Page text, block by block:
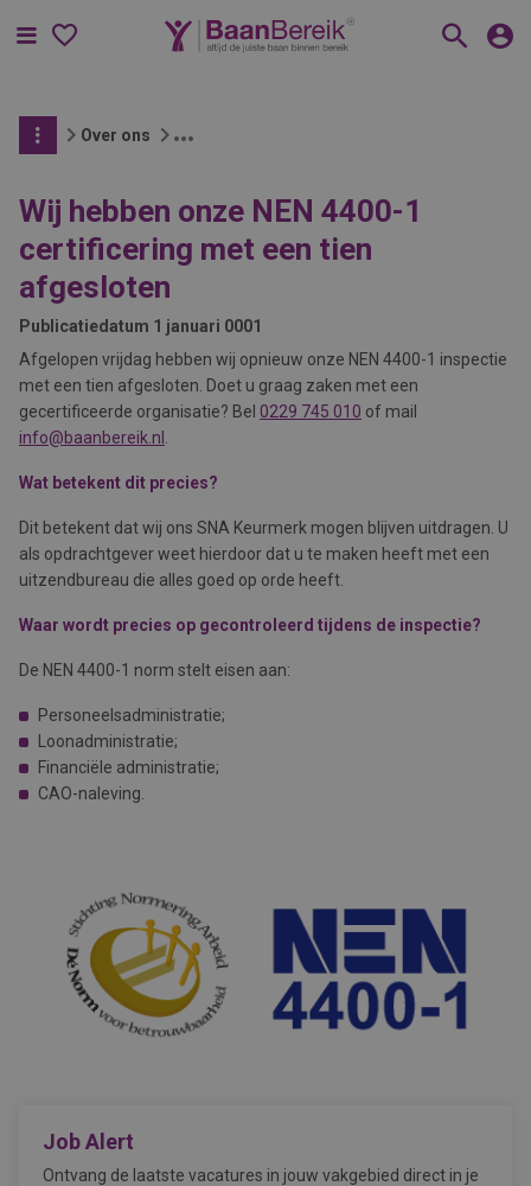
Menu
Over ons
Wij hebben onze NEN 4400-1
certificering met een tien
afgesloten
Publicatiedatum 1 januari 0001
Afgelopen vrijdag hebben wij opnieuw onze NEN 4400-1 inspectie
met een tien afgesloten. Doet u graag zaken met een
gecertificeerde organisatie? Bel 0229 745 010 of mail
info@baanbereik.nl
Wat betekent dit precies?
Dit betekent dat wij ons SNA Keurmerk mogen blijven uitdragen. U
als opdrachtgever weet hierdoor dat u te maken heeft met een
uitzendbureau die alles goed op orde heeft.
Waar wordt precies op gecontroleerd tijdens de inspectie?
De NEN 4400-1 norm stelt eisen aan:
Personeelsadministratie;
Loonadministratie;
Financiële administratie;
CAO-naleving.
Job Alert
Ontvang de laatste vacatures in jouw vakgebied direct in je